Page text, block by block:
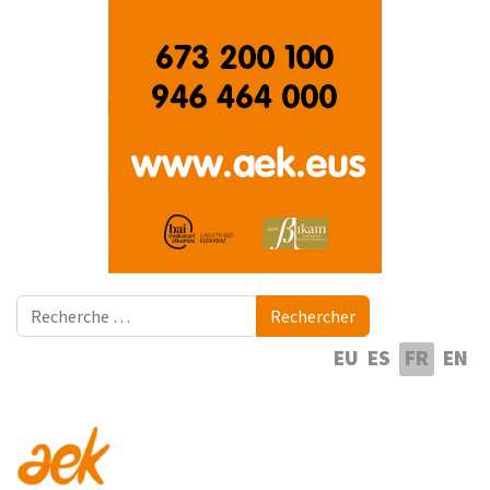
Rechercher Rechercher
EU ES FR EN
(2026/02/06)
Astero zozketak egingo ditugu Korrika
Laguntzaileen artean. Hementxe
zozketaren irabazleak!...
26
JAN
Korrika Laguntzailea: 11.
zozketa. IRABAZLEAK
(2026/01/30)
Astero zozketak egingo ditugu Korrika